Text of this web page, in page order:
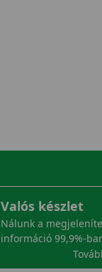
Valós készlet
Nálunk a
információ 99,9%-